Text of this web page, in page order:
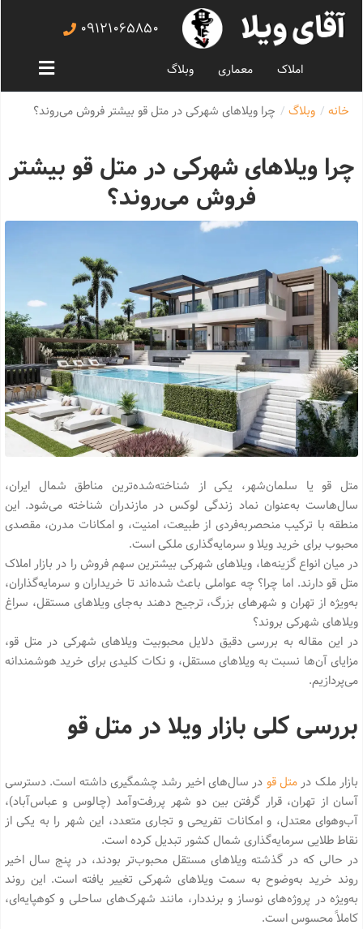
09121065850
املاک معماری وبلاگ
خانه وبلاگ چرا ویلاهای شهرکی در متل قو بیشتر فروش می‌روند؟
چرا ویلاهای شهرکی در متل قو بیشتر
فروش می‌روند؟
متل قو یا سلمان‌شهر، یکی از شناخته‌شده‌ترین مناطق شمال ایران،
سال‌هاست به‌عنوان نماد زندگی لوکس در مازندران شناخته می‌شود. این
منطقه با ترکیب منحصربه‌فردی از طبیعت، امنیت، و امکانات مدرن، مقصدی
محبوب برای خرید ویلا و سرمایه‌گذاری ملکی است.
در میان انواع گزینه‌ها، ویلاهای شهرکی بیشترین سهم فروش را در بازار املاک
متل قو دارند. اما چرا؟ چه عواملی باعث شده‌اند تا خریداران و سرمایه‌گذاران،
به‌ویژه از تهران و شهرهای بزرگ، ترجیح دهند به‌جای ویلاهای مستقل، سراغ
ویلاهای شهرکی بروند؟
در این مقاله به بررسی دقیق دلایل محبوبیت ویلاهای شهرکی در متل قو،
مزایای آن‌ها نسبت به ویلاهای مستقل، و نکات کلیدی برای خرید هوشمندانه
می‌پردازیم.
بررسی کلی بازار ویلا در متل قو
بازار ملک درمتل قو در سال‌های اخیر رشد چشمگیری داشته است. دسترسی
آسان از تهران، قرار گرفتن بین دو شهر پررفت‌وآمد (چالوس و عباس‌آباد)،
آب‌وهوای معتدل، و امکانات تفریحی و تجاری متعدد، این شهر را به یکی از
نقاط طلایی سرمایه‌گذاری شمال کشور تبدیل کرده است.
در حالی که در گذشته ویلاهای مستقل محبوب‌تر بودند، در پنج سال اخیر
روند خرید به‌وضوح به سمت ویلاهای شهرکی تغییر یافته است. این روند
به‌ویژه در پروژه‌های نوساز و برنددار، مانند شهرک‌های ساحلی و کوهپایه‌ای،
کاملاً محسوس است.